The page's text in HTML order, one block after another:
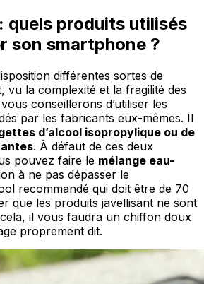
quels produits utilisés
son smartphone ?
différentes sortes de
vu la complexité et la fragilité des
conseillerons d’utiliser les
par les fabricants eux-mêmes. Il
d’alcool isopropylique ou de
. À défaut de ces deux
pouvez faire le mélange eau-
à ne pas dépasser le
recommandé qui doit être de 70
que les produits javellisant ne sont
il vous faudra un chiffon doux
proprement dit.